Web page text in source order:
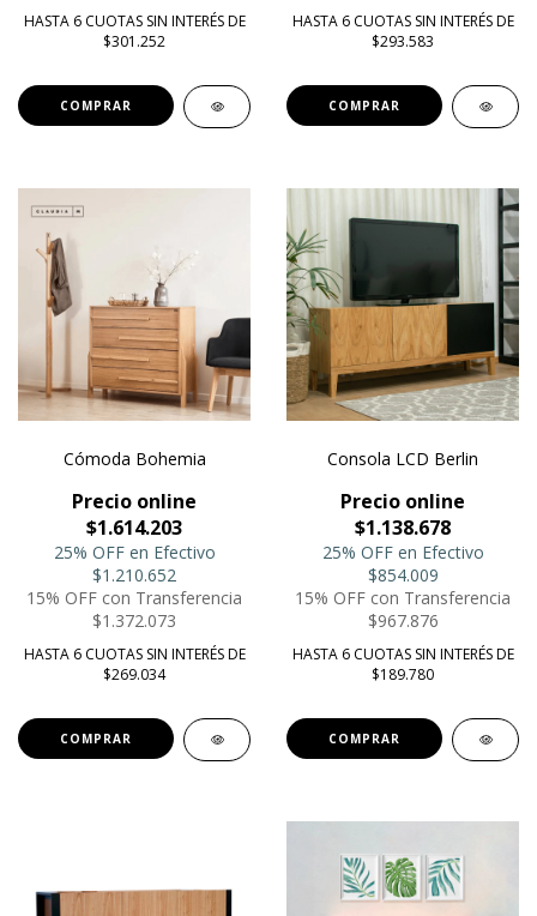
HASTA 6 CUOTAS SIN INTERÉS DE
$301.252
COMPRAR
HASTA 6 CUOTAS SIN INTERÉS DE
$293.583
COMPRAR
Cómoda Bohemia
Precio online
$1.614.203
25% OFF en Efectivo
$1.210.652
15% OFF con Transferencia
$1.372.073
HASTA 6 CUOTAS SIN INTERÉS DE
$269.034
COMPRAR
Consola LCD Berlin
Precio online
$1.138.678
25% OFF en Efectivo
$854.009
15% OFF con Transferencia
$967.876
HASTA 6 CUOTAS SIN INTERÉS DE
$189.780
COMPRAR